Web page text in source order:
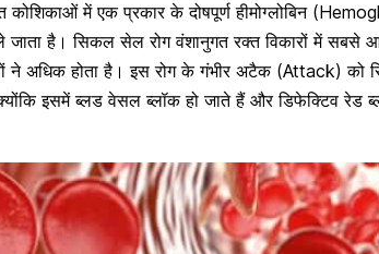
कोशिकाओं में एक प्रकार के दोषपूर्ण हीमोग्लोबिन
जाता है। सिकल सेल रोग वंशानुगत रक्त विकारों में सबसे
ने अधिक होता है। इस रोग के गंभीर अटैक (Attack) को
इसमें ब्लड वेसल ब्लॉक हो जाते हैं और डिफेक्टिव रेड